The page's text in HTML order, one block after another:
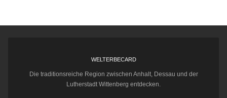
WELTERBECARD
Die traditionsreiche Region zwischen Anhalt, Dessau und der
Lutherstadt Wittenberg entdecken.